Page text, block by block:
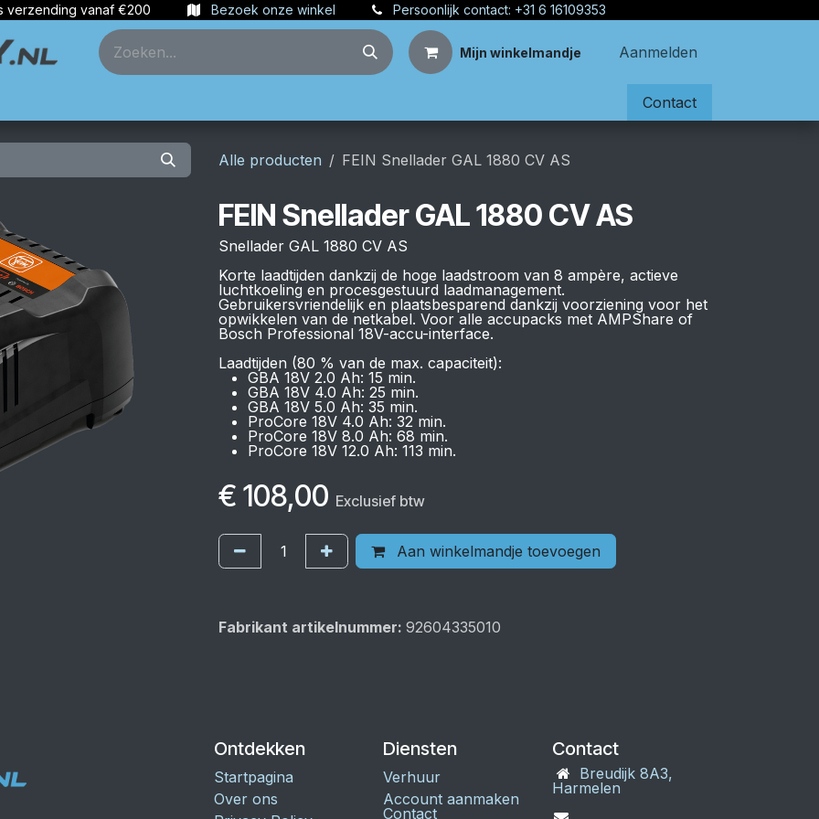
verzending vanaf €200 Bezoek onze winkel Persoonlijk contact: +31 6 16109353
Mijn winkelmandje Aanmelden
Contact
Alle producten FEIN Snellader GAL 1880 CV AS
FEIN Snellader GAL 1880 CV AS
Snellader GAL 1880 CV AS
Korte laadtijden dankzij de hoge laadstroom van 8 ampère, actieve
luchtkoeling en procesgestuurd laadmanagement.
Gebruikersvriendelijk en plaatsbesparend dankzij voorziening voor het
opwikkelen van de netkabel. Voor alle accupacks met AMPShare of
Bosch Professional 18V-accu-interface.
Laadtijden (80 % van de max. capaciteit):
GBA 18V 2.0 Ah: 15 min.
GBA 18V 4.0 Ah: 25 min.
GBA 18V 5.0 Ah: 35 min.
ProCore 18V 4.0 Ah: 32 min.
ProCore 18V 8.0 Ah: 68 min.
ProCore 18V 12.0 Ah: 113 min.
€ 108,00 Exclusief btw
Aan winkelmandje toevoegen
Fabrikant artikelnummer: 92604335010
Contact
Breudijk 8A3,
Harmelen
Diensten
Verhuur
Account aanmaken
Contact
Ontdekken
Startpagina
Over ons